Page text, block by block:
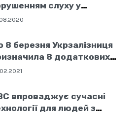
слуху у
центрах Дніпра
8 березня Укрзалізниця
8 додаткових
впроваджує сучасні
для людей з